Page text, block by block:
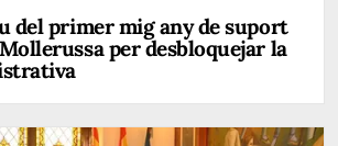
del primer mig any de suport
per desbloquejar la